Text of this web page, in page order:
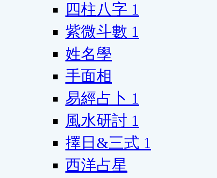
四柱八字 1
紫微斗數 1
姓名學
手面相
易經占卜 1
風水研討 1
擇日&三式 1
西洋占星